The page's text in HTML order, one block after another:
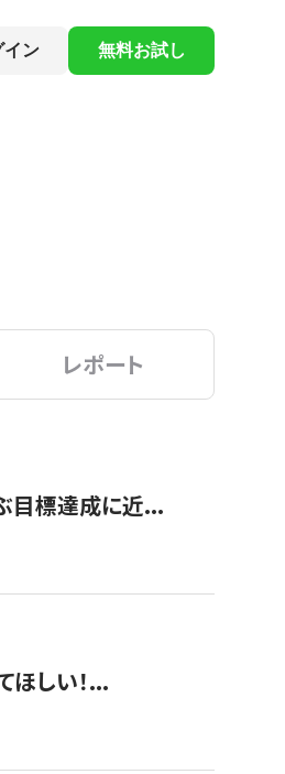
イン 無料お試し
レポート
目標達成に近...
ほしい！...